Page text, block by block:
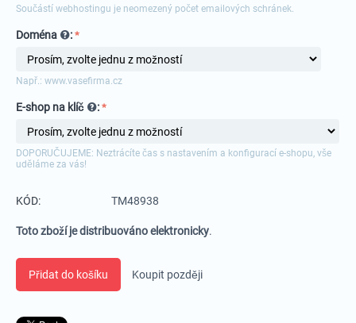
Součástí webhostingu je neomezený počet emailových schránek.
Doména :
Např.: www.vasefirma.cz
E-shop na klíč :
DOPORUČUJEME: Neztrácíte čas s nastavením a konfigurací e-shopu, vše
uděláme za vás!
KÓD: TM48938
Toto zboží je distribuováno elektronicky.
Přidat do košíku Koupit později